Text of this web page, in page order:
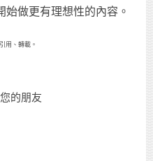
做更有理想性的內容。
用、轉載。
的朋友